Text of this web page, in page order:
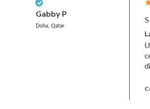
Gabby P
Doha, Qatar